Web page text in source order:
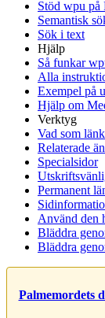
Stöd wpu på
Semantisk
Sök i text
Hjälp
Så funkar
Alla
Exempel på
Hjälp om
Verktyg
Vad som
Relaterade
Specialsidor
Permanent
Använd den
Bläddra
Bläddra
Palmemordets